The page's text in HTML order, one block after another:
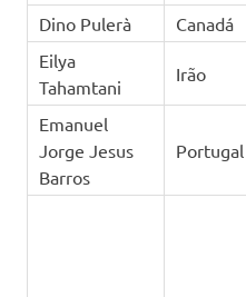
Dino Pulerà
Canadá
Eilya
Tahamtani
Irão
Emanuel
Jorge Jesus
Barros
Portugal